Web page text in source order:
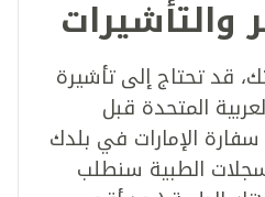
والتأشيرات
قد تحتاج إلى تأشيرة
المتحدة قبل
الإمارات في بلدك
الطبية سنطلب